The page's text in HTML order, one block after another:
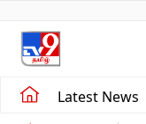
Latest News
சமீபத்திய செய்திகள்